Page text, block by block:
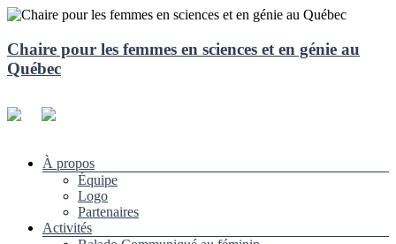
Aller
contenu
Chaire pour les femmes en sciences et en génie au
Québec
Menu
À propos
Équipe
Logo
Partenaires
Activités